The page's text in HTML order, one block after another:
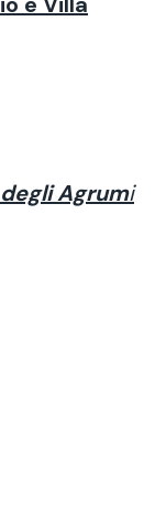
Agrumi